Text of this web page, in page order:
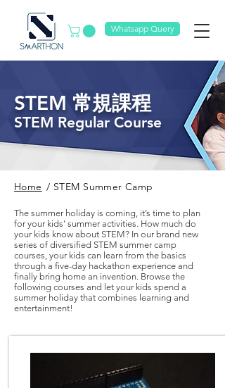
Whatsapp Query
​STEM 常規課程
STEM Regular Course
Home / STEM Summer Camp
The summer holiday is coming, it’s time to plan
for your kids’ summer activities. How much do
your kids know about STEM? In our brand new
series of diversified STEM summer camp
courses, your kids can learn from the basics
through a five-day hackathon experience and
finally bring home an invention. Browse the
following courses and let your kids spend a
summer holiday that combines learning and
entertainment!